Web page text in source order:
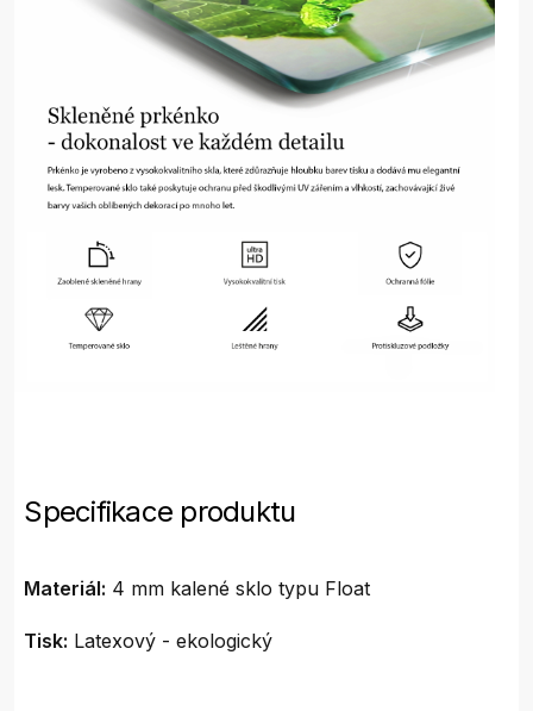
Specifikace produktu
Materiál: 4 mm kalené sklo typu Float
Tisk: Latexový - ekologický